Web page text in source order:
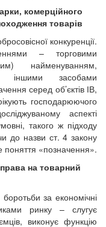
комерційного
товарів
конкуренції.
– торговими
найменуванням,
іншими засобами
серед об’єктів ІВ,
господарюючого
аспекті
такого ж підходу
до назви ст. 4 закону
поняття «позначення».
на товарний
за економічні
ринку – слугує
виконує функцію